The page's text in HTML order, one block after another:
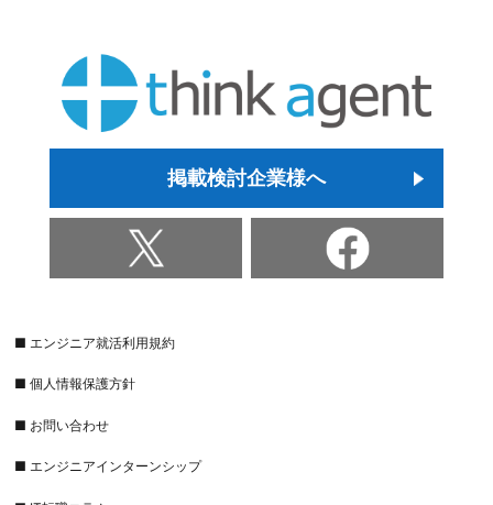
掲載検討企業様へ
■ エンジニア就活利用規約
■ 個人情報保護方針
■ お問い合わせ
■ エンジニアインターンシップ